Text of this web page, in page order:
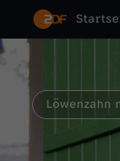
Löwenzahn